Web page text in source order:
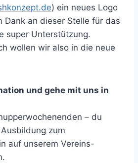
) ein neues Logo
Dank an dieser Stelle für das
super Unterstützung.
wollen wir also in die neue
und gehe mit uns in
– du
zum
auf unserem Vereins-